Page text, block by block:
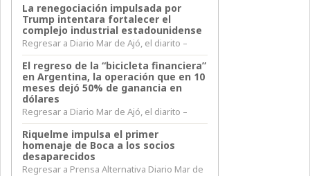
La renegociación impulsada por
Trump intentara fortalecer el
complejo industrial estadounidense
Regresar a Diario Mar de Ajó, el diarito –
El regreso de la “bicicleta financiera”
en Argentina, la operación que en 10
meses dejó 50% de ganancia en
dólares
Regresar a Diario Mar de Ajó, el diarito –
Riquelme impulsa el primer
homenaje de Boca a los socios
desaparecidos
Regresar a Prensa Alternativa Diario Mar de